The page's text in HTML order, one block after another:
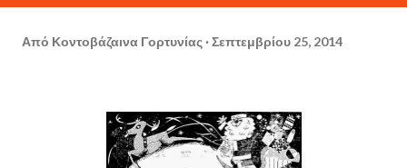
Από Κοντοβάζαινα Γορτυνίας Σεπτεμβρίου 25, 2014